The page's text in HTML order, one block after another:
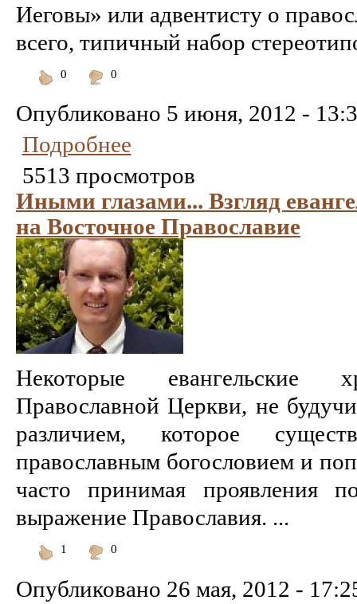
Иеговы» или адвентисту о
всего, типичный набор
0
0
Опубликовано 5 июня, 2012 -
Подробнее
5513 просмотров
Иными глазами... Взгляд
на Восточное Православие
Некоторые евангельские
Православной Церкви, не
различием, которое
православным богословием и
часто принимая проявления
выражение Православия. ...
1
0
Опубликовано 26 мая, 2012 -